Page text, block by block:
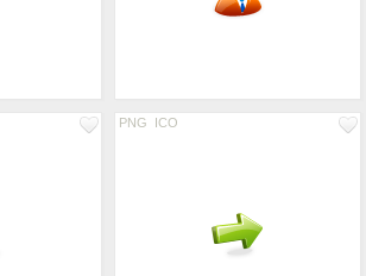
PNG ICO